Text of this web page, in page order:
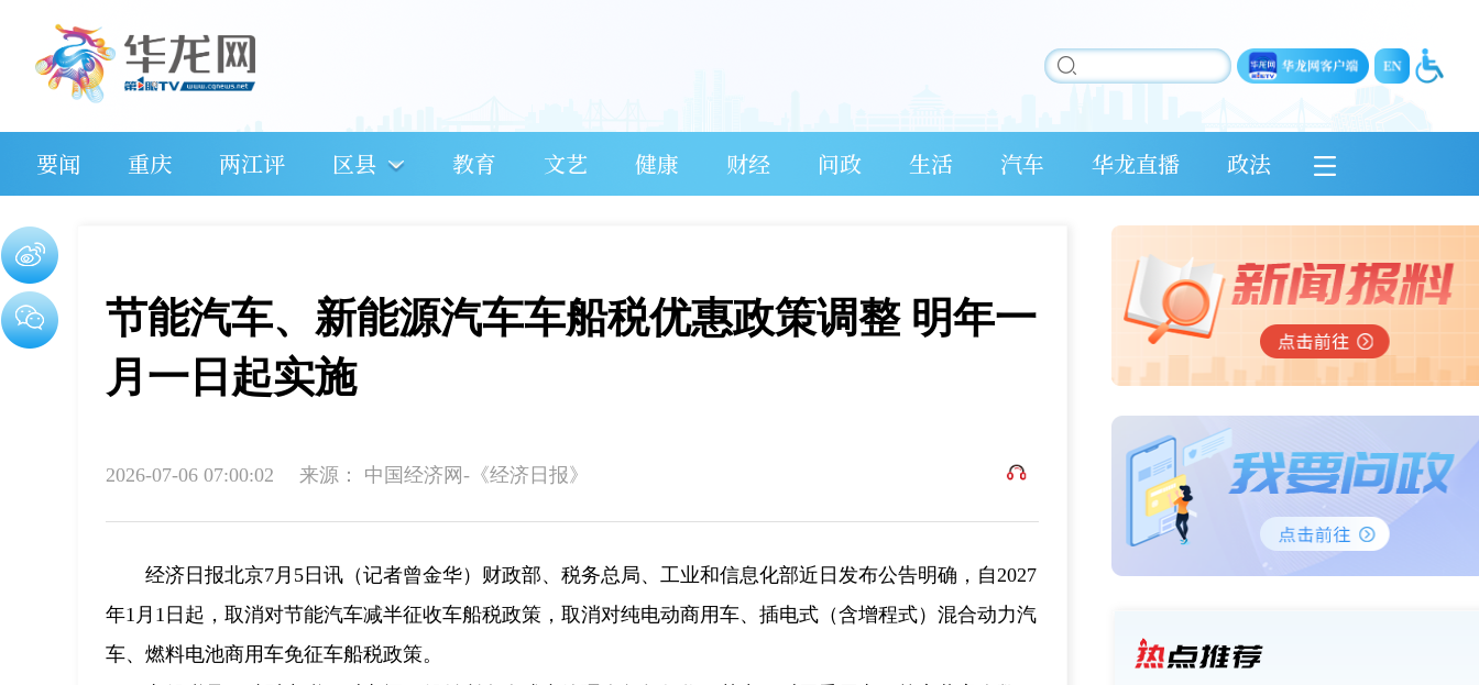
要闻 重庆 两江评 区县 教育 文艺 健康 财经 问政 生活 汽车 华龙直播 政法
节能汽车、新能源汽车车船税优惠政策调整 明年一
月一日起实施
2026-07-06 07:00:02 来源： 中国经济网-《经济日报》
经济日报北京7月5日讯（记者曾金华）财政部、税务总局、工业和信息化部近日发布公告明确，自2027
年1月1日起，取消对节能汽车减半征收车船税政策，取消对纯电动商用车、插电式（含增程式）混合动力汽
车、燃料电池商用车免征车船税政策。